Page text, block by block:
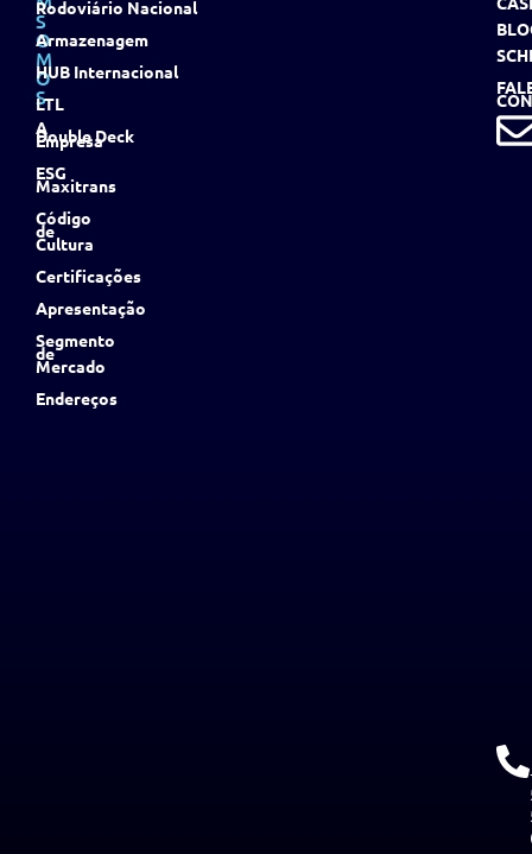
S
O
M
O
S
A
Empresa
ESG
Maxitrans
Código
de
Cultura
Certificações
Apresentação
Segmento
de
Mercado
Endereços
Rodoviário Nacional
Armazenagem
HUB Internacional
LTL
Double Deck